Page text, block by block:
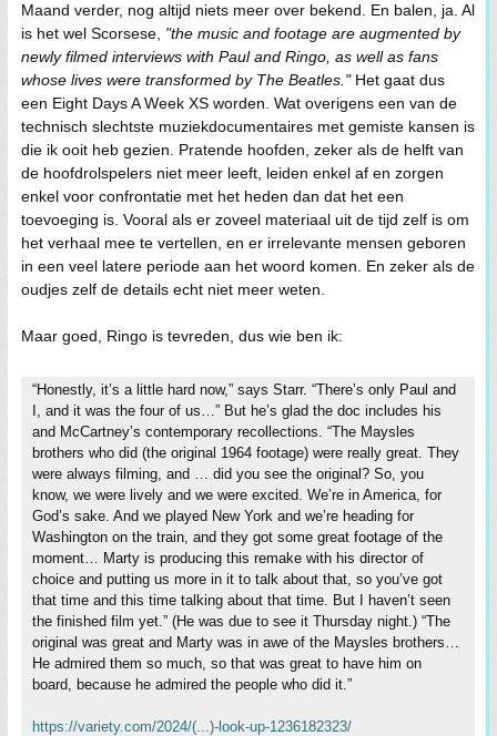
Maand verder, nog altijd niets meer over bekend. En balen, ja. Al
is het wel Scorsese, "the music and footage are augmented by
newly filmed interviews with Paul and Ringo, as well as fans
whose lives were transformed by The Beatles."Het gaat dus
een Eight Days A Week XS worden. Wat overigens een van de
technisch slechtste muziekdocumentaires met gemiste kansen is
die ik ooit heb gezien. Pratende hoofden, zeker als de helft van
de hoofdrolspelers niet meer leeft, leiden enkel af en zorgen
enkel voor confrontatie met het heden dan dat het een
toevoeging is. Vooral als er zoveel materiaal uit de tijd zelf is om
het verhaal mee te vertellen, en er irrelevante mensen geboren
in een veel latere periode aan het woord komen. En zeker als de
oudjes zelf de details echt niet meer weten.
Maar goed, Ringo is tevreden, dus wie ben ik:
“Honestly, it’s a little hard now,” says Starr. “There’s only Paul and
I, and it was the four of us…” But he’s glad the doc includes his
and McCartney’s contemporary recollections. “The Maysles
brothers who did (the original 1964 footage) were really great. They
were always filming, and … did you see the original? So, you
know, we were lively and we were excited. We’re in America, for
God’s sake. And we played New York and we’re heading for
Washington on the train, and they got some great footage of the
moment… Marty is producing this remake with his director of
choice and putting us more in it to talk about that, so you’ve got
that time and this time talking about that time. But I haven’t seen
the finished film yet.” (He was due to see it Thursday night.) “The
original was great and Marty was in awe of the Maysles brothers…
He admired them so much, so that was great to have him on
board, because he admired the people who did it.”
https://variety.com/2024/(...)-look-up-1236182323/